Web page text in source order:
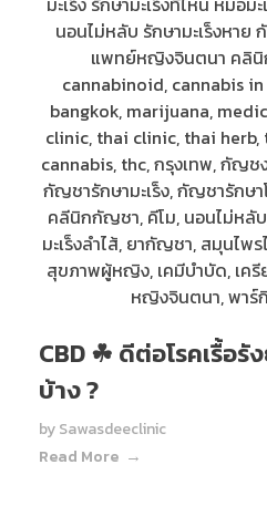
CBD ☘ ดีต่อโรคเรื้อรั
บ้าง ?
bySawasdeeclinic
Read More